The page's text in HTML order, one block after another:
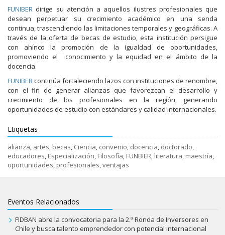
FUNIBER dirige su atención a aquellos ilustres profesionales que
desean perpetuar su crecimiento académico en una senda
continua, trascendiendo las limitaciones temporales y geográficas. A
través de la oferta de becas de estudio, esta institución persigue
con ahínco la promoción de la igualdad de oportunidades,
promoviendo el conocimiento y la equidad en el ámbito de la
docencia.
FUNIBERcontinúa fortaleciendo lazos con instituciones de renombre,
con el fin de generar alianzas que favorezcan el desarrollo y
crecimiento de los profesionales en la región, generando
oportunidades de estudio con estándares y calidad internacionales.
Etiquetas
alianza, artes, becas, Ciencia, convenio, docencia, doctorado,
educadores, Especialización, Filosofía, FUNBIER, literatura, maestría,
oportunidades, profesionales,ventajas
Eventos Relacionados
FIDBAN abre la convocatoria para la 2.ª Ronda de Inversores en
Chile y busca talento emprendedor con potencial internacional